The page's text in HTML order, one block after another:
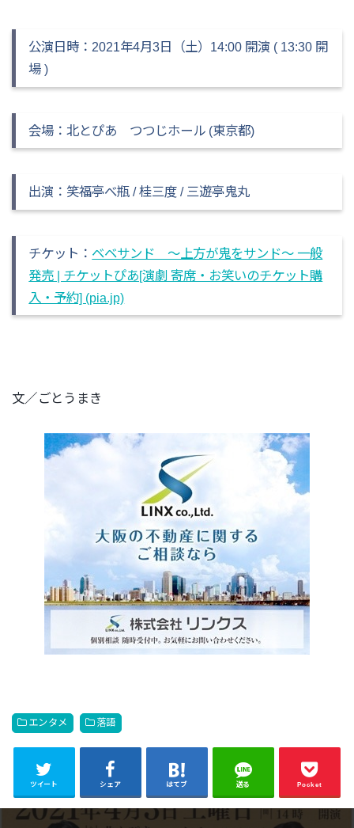
公演日時：2021年4月3日（土）14:00 開演 ( 13:30 開
場 )
会場：北とぴあ つつじホール (東京都)
出演：笑福亭べ瓶 / 桂三度 / 三遊亭鬼丸
チケット： ベベサンド ～上方が鬼をサンド～ 一般
発売 | チケットぴあ[演劇 寄席・お笑いのチケット購
入・予約] (pia.jp)
文／ごとうまき
エンタメ 落語
ツイート シェア はてブ 送る Pocket